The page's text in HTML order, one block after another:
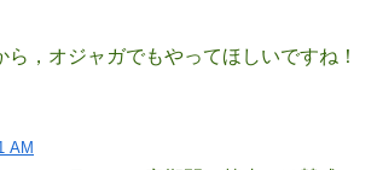
ら，オジャガでもやってほしいですね！
AM